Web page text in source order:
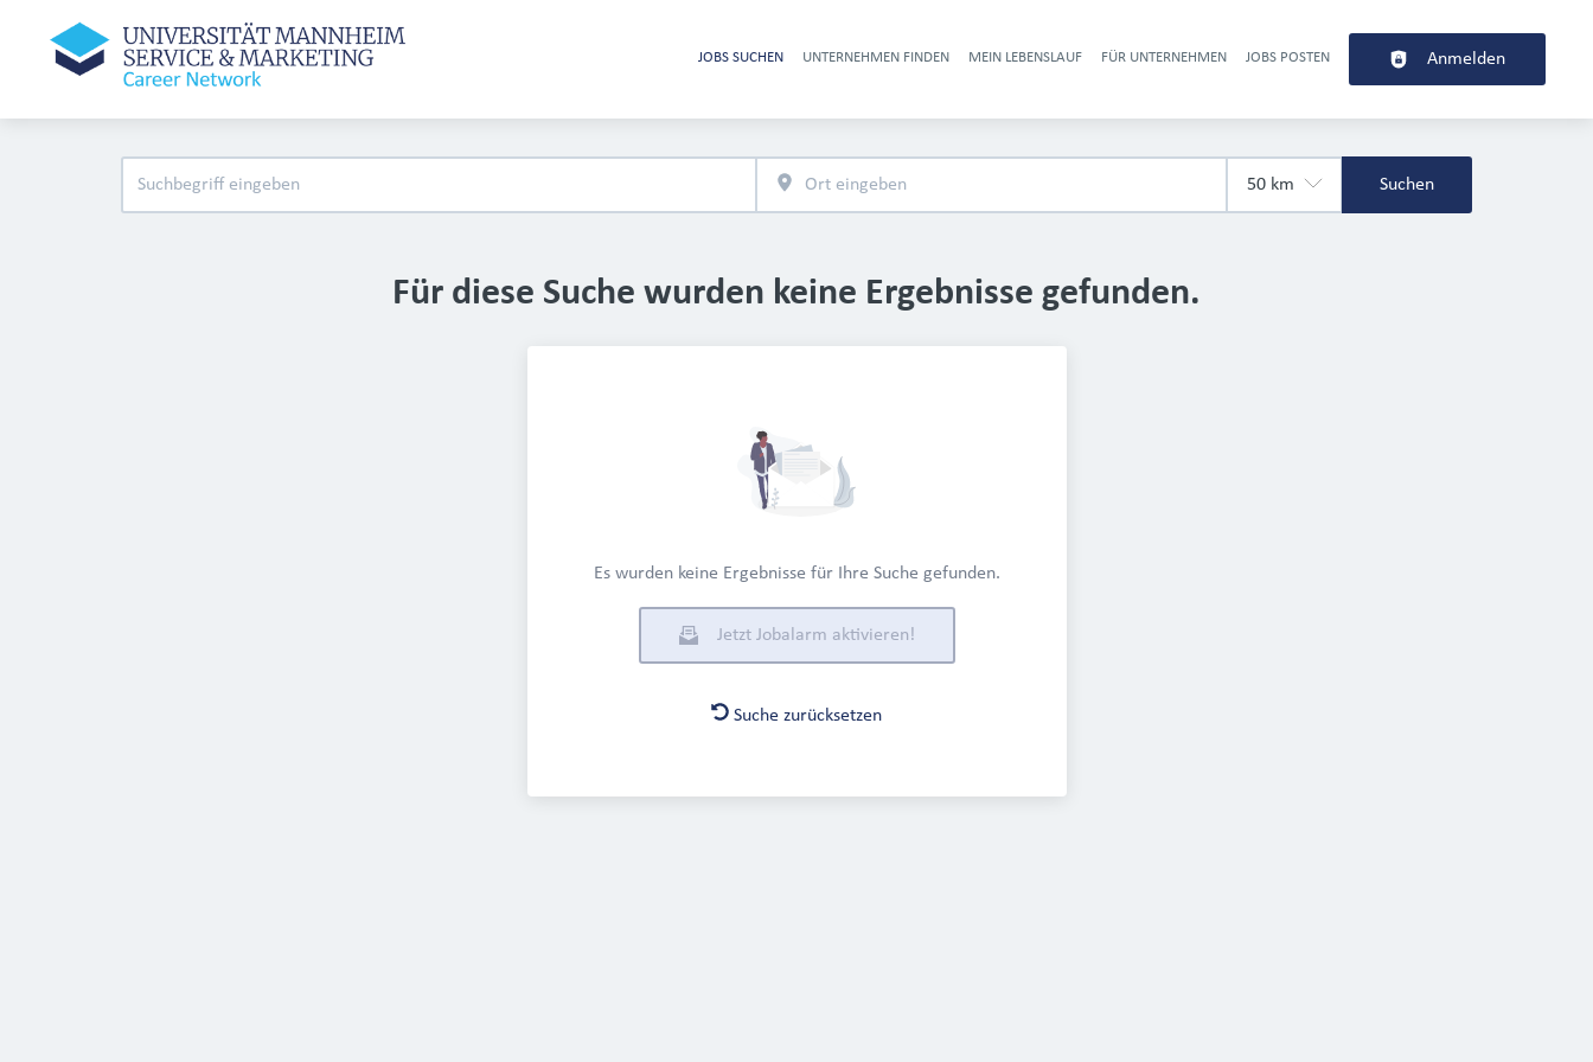
JOBS SUCHEN UNTERNEHMEN FINDEN MEIN LEBENSLAUF FÜR UNTERNEHMEN JOBS POSTEN Anmelden
Suchen
Für diese Suche wurden keine Ergebnisse gefunden.
Es wurden keine Ergebnisse für Ihre Suche gefunden.
Jetzt Jobalarm aktivieren!
Suche zurücksetzen